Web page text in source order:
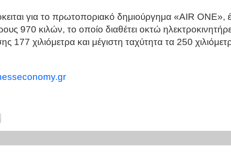
για το πρωτοποριακό δημιούργημα «AIR ONE»,
970 κιλών, το οποίο διαθέτει οκτώ
177 χιλιόμετρα και μέγιστη ταχύτητα τα 250